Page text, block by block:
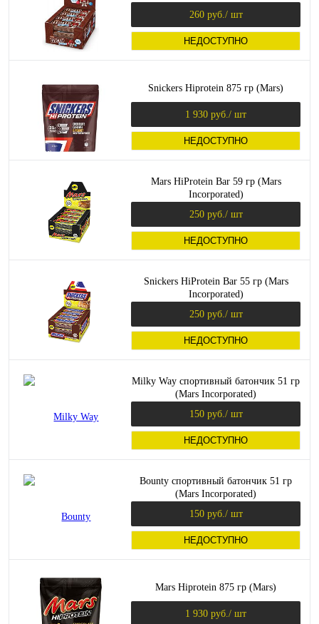
260 руб. / шт
НЕДОСТУПНО
Snickers Hiprotein 875 гр (Mars)
1 930 руб. / шт
НЕДОСТУПНО
Mars HiProtein Bar 59 гр (Mars
Incorporated)
250 руб. / шт
НЕДОСТУПНО
Snickers HiProtein Bar 55 гр (Mars
Incorporated)
250 руб. / шт
НЕДОСТУПНО
Milky Way спортивный батончик 51 гр
(Mars Incorporated)
150 руб. / шт
НЕДОСТУПНО
Bounty спортивный батончик 51 гр
(Mars Incorporated)
150 руб. / шт
НЕДОСТУПНО
Mars Hiprotein 875 гр (Mars)
1 930 руб. / шт